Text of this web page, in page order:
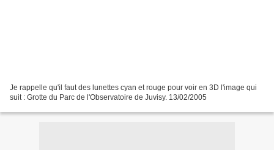
Je rappelle qu'il faut des lunettes cyan et rouge pour voir en 3D l'image qui
suit : Grotte du Parc de l'Observatoire de Juvisy. 13/02/2005